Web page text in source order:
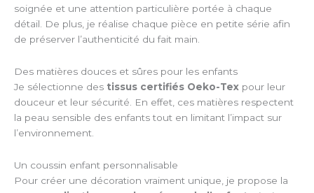
soignée et une attention particulière portée à chaque
détail. De plus, je réalise chaque pièce en petite série afin
de préserver l’authenticité du fait main.
Des matières douces et sûres pour les enfants
Je sélectionne des tissus certifiés Oeko-Tex pour leur
douceur et leur sécurité. En effet, ces matières respectent
la peau sensible des enfants tout en limitant l’impact sur
l’environnement.
Un coussin enfant personnalisable
Pour créer une décoration vraiment unique, je propose la